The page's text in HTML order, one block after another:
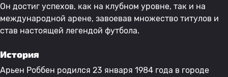
Он достиг успехов, как на клубном уровне, так и на
международной арене, завоевав множество титулов и
став настоящей легендой футбола.
История
Арьен Роббен родился 23 января 1984 года в городе